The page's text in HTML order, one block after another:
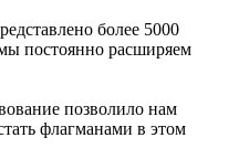
более 5000
постоянно расширяем
позволило нам
флагманами в этом